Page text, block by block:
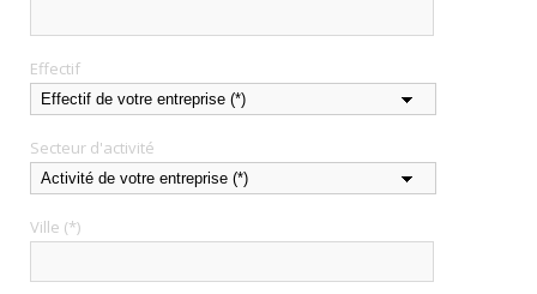
Effectif
Secteur d'activité
Ville (*)